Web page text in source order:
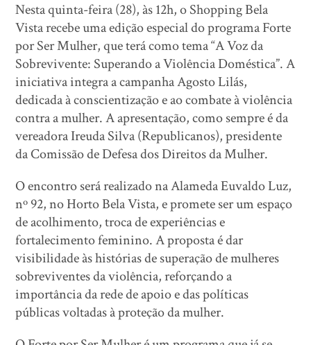
Nesta quinta-feira (28), às 12h, o Shopping Bela
Vista recebe uma edição especial do programa Forte
por Ser Mulher, que terá como tema “A Voz da
Sobrevivente: Superando a Violência Doméstica”. A
iniciativa integra a campanha Agosto Lilás,
dedicada à conscientização e ao combate à violência
contra a mulher. A apresentação, como sempre é da
vereadora Ireuda Silva (Republicanos), presidente
da Comissão de Defesa dos Direitos da Mulher.
O encontro será realizado na Alameda Euvaldo Luz,
nº 92, no Horto Bela Vista, e promete ser um espaço
de acolhimento, troca de experiências e
fortalecimento feminino. A proposta é dar
visibilidade às histórias de superação de mulheres
sobreviventes da violência, reforçando a
importância da rede de apoio e das políticas
públicas voltadas à proteção da mulher.